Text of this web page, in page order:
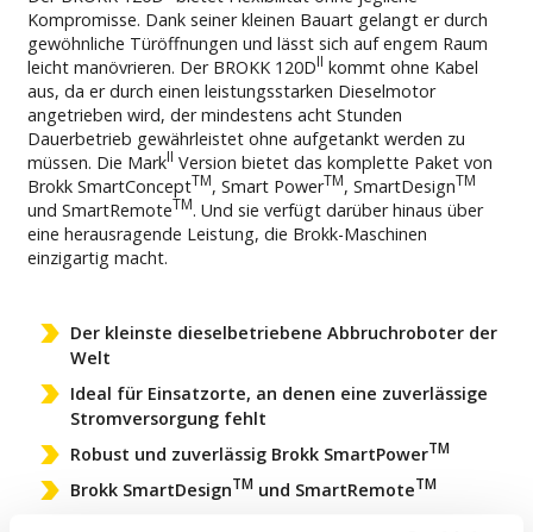
Kompromisse. Dank seiner kleinen Bauart gelangt er durch
gewöhnliche Türöffnungen und lässt sich auf engem Raum
leicht manövrieren. Der BROKK 120DII kommt ohne Kabel
aus, da er durch einen leistungsstarken Dieselmotor
angetrieben wird, der mindestens acht Stunden
Dauerbetrieb gewährleistet ohne aufgetankt werden zu
müssen. Die MarkII Version bietet das komplette Paket von
Brokk SmartConceptTM, Smart PowerTM, SmartDesignTM
und SmartRemoteTM. Und sie verfügt darüber hinaus über
eine herausragende Leistung, die Brokk-Maschinen
einzigartig macht.
Der kleinste dieselbetriebene Abbruchroboter der
Welt
Ideal für Einsatzorte, an denen eine zuverlässige
Stromversorgung fehlt
Robust und zuverlässig Brokk SmartPowerTM
Brokk SmartDesignTMund SmartRemoteTM